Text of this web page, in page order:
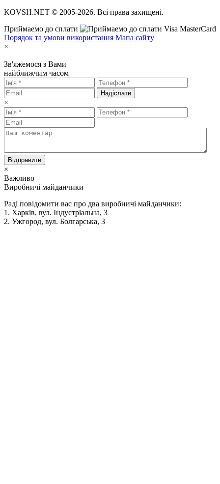
KOVSH.NET © 2005-2026. Всі права захищені.
Приймаемо до сплати
Порядок та умови використання Мапа сайту
×
Зв'яжемося з Вами
найближчим часом
Надіслати
×
Відправити
×
Важливо
Виробничі майданчики
Раді повідомити вас про два виробничі майданчики:
1. Харків, вул. Індустріальна, 3
2. Ужгород, вул. Болгарська, 3